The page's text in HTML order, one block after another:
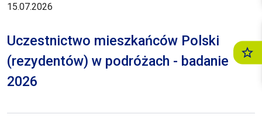
15.07.2026
Uczestnictwo mieszkańców Polski
(rezydentów) w podróżach - badanie
2026